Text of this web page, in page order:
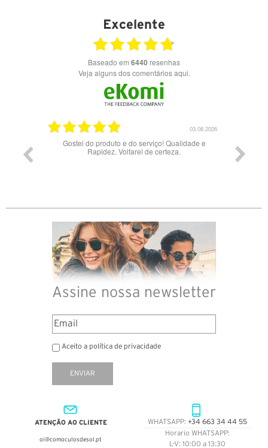
Excelente
Baseado em 6440 resenhas
Veja alguns dos comentários aqui.
03.08.2026
certeza.
Bons óculos.
Assine nossa newsletter
Aceito a política de privacidade
ENVIAR
ATENÇÃO AO CLIENTE
oi@comoculosdesol.pt
WHATSAPP: +34 663 34 44 55
Horario WHATSAPP:
L-V: 10:00 a 13:30